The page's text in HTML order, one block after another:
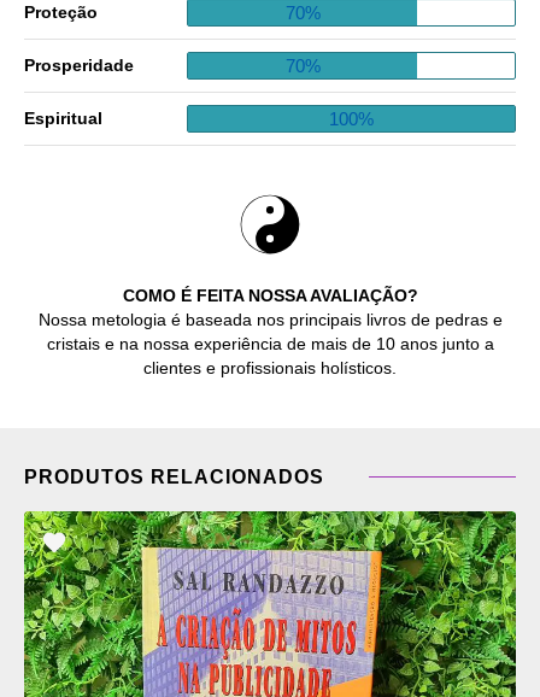
COMO É FEITA NOSSA AVALIAÇÃO?
Nossa metologia é baseada nos principais livros de pedras e
cristais e na nossa experiência de mais de 10 anos junto a
clientes e profissionais holísticos.
Proteção 70%
Prosperidade 70%
Espiritual 100%
PRODUTOS RELACIONADOS
ADICIONAR
OS
FAVORITOS